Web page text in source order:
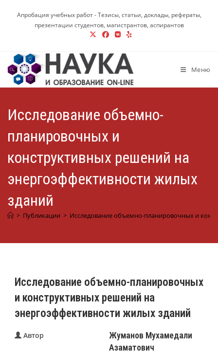
содержимому
Апробация учебных работ - Тезисы, статьи, доклады, рефераты,
презентации студентов, магистрантов, аспирантов
Меню
Исследование объемно-
планировочных и
конструктивных решений на
энергоэффективности жилых
зданий
> Публикации > Исследование объемно-планировочных и
Исследование объемно-планировочных
и конструктивных решений на
энергоэффективности жилых зданий
Автор
Жуманов Мухамедали
Азаматович